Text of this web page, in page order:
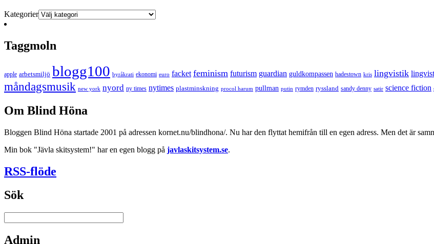
Kategorier
Taggmoln
apple arbetsmiljö blogg100 byråkrati ekonomi euro facket feminism futurism guardian guldkompassen hadestown kris lingvistik
måndagsmusik new york nyord ny times nytimes plastminskning procol harum pullman putin rymden ryssland sandy denny satir science fiction
Om Blind Höna
Bloggen Blind Höna startade 2001 på adressen kornet.nu/blindhona/. Nu har den flyttat hemifrån till en egen adress. Men det är
Min bok "Jävla skitsystem!" har en egen blogg på javlaskitsystem.se.
RSS-flöde
Sök
Admin